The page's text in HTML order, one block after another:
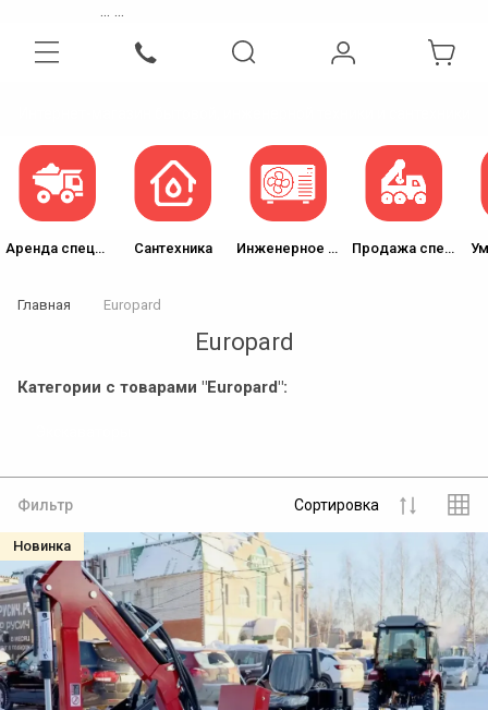
... ...
Аренда спецтехники Сантехника Инженерное оборудование Продажа спецтехники
Главная Europard
Europard
Категории с товарами "Europard":
Фильтр Сортировка
Новинка